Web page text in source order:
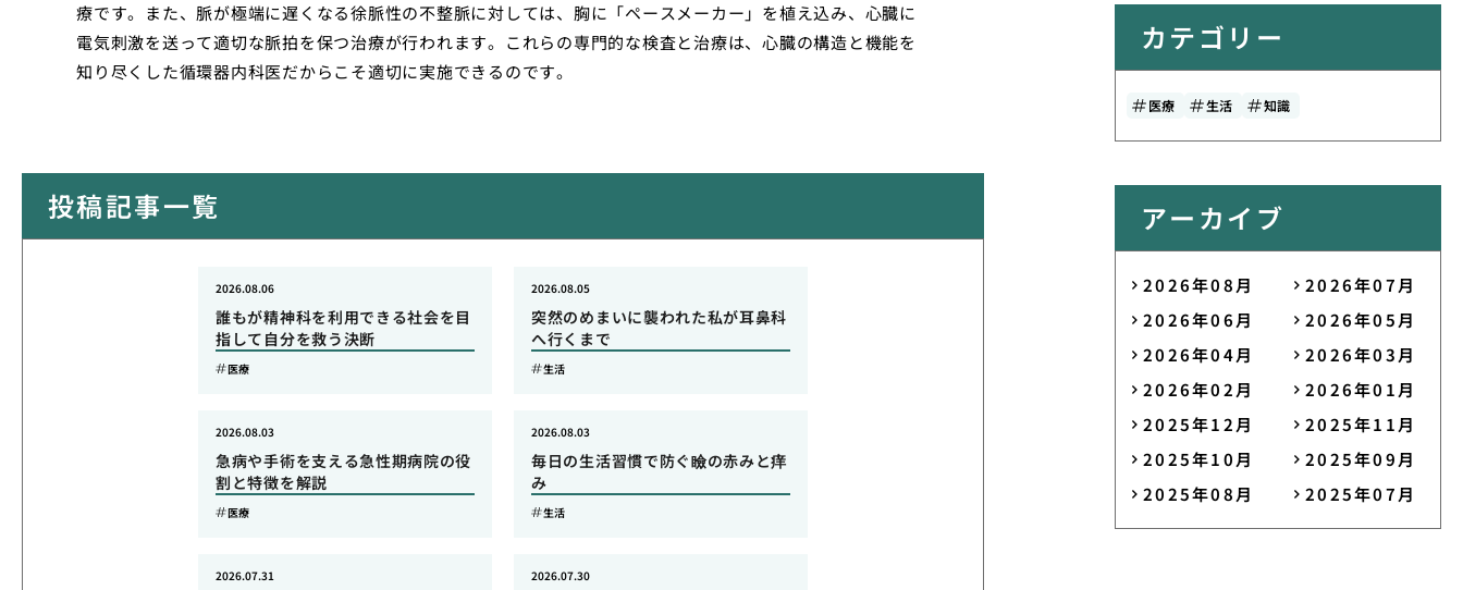
療です。また、脈が極端に遅くなる徐脈性の不整脈に対しては、胸に「ペースメーカー」を植え込み、心臓に
電気刺激を送って適切な脈拍を保つ治療が行われます。これらの専門的な検査と治療は、心臓の構造と機能を
知り尽くした循環器内科医だからこそ適切に実施できるのです。
投稿記事一覧
誰もが精神科を利用できる社会を目
指して自分を救う決断
2026.08.06
医療
突然のめまいに襲われた私が耳鼻科
へ行くまで
2026.08.05
生活
急病や手術を支える急性期病院の役
割と特徴を解説
2026.08.03
医療
毎日の生活習慣で防ぐ瞼の赤みと痒
み
2026.08.03
生活
2026.07.31 2026.07.30
カテゴリー
医療 生活 知識
アーカイブ
2026年08月
2026年07月
2026年06月
2026年05月
2026年04月
2026年03月
2026年02月
2026年01月
2025年12月
2025年11月
2025年10月
2025年09月
2025年08月
2025年07月